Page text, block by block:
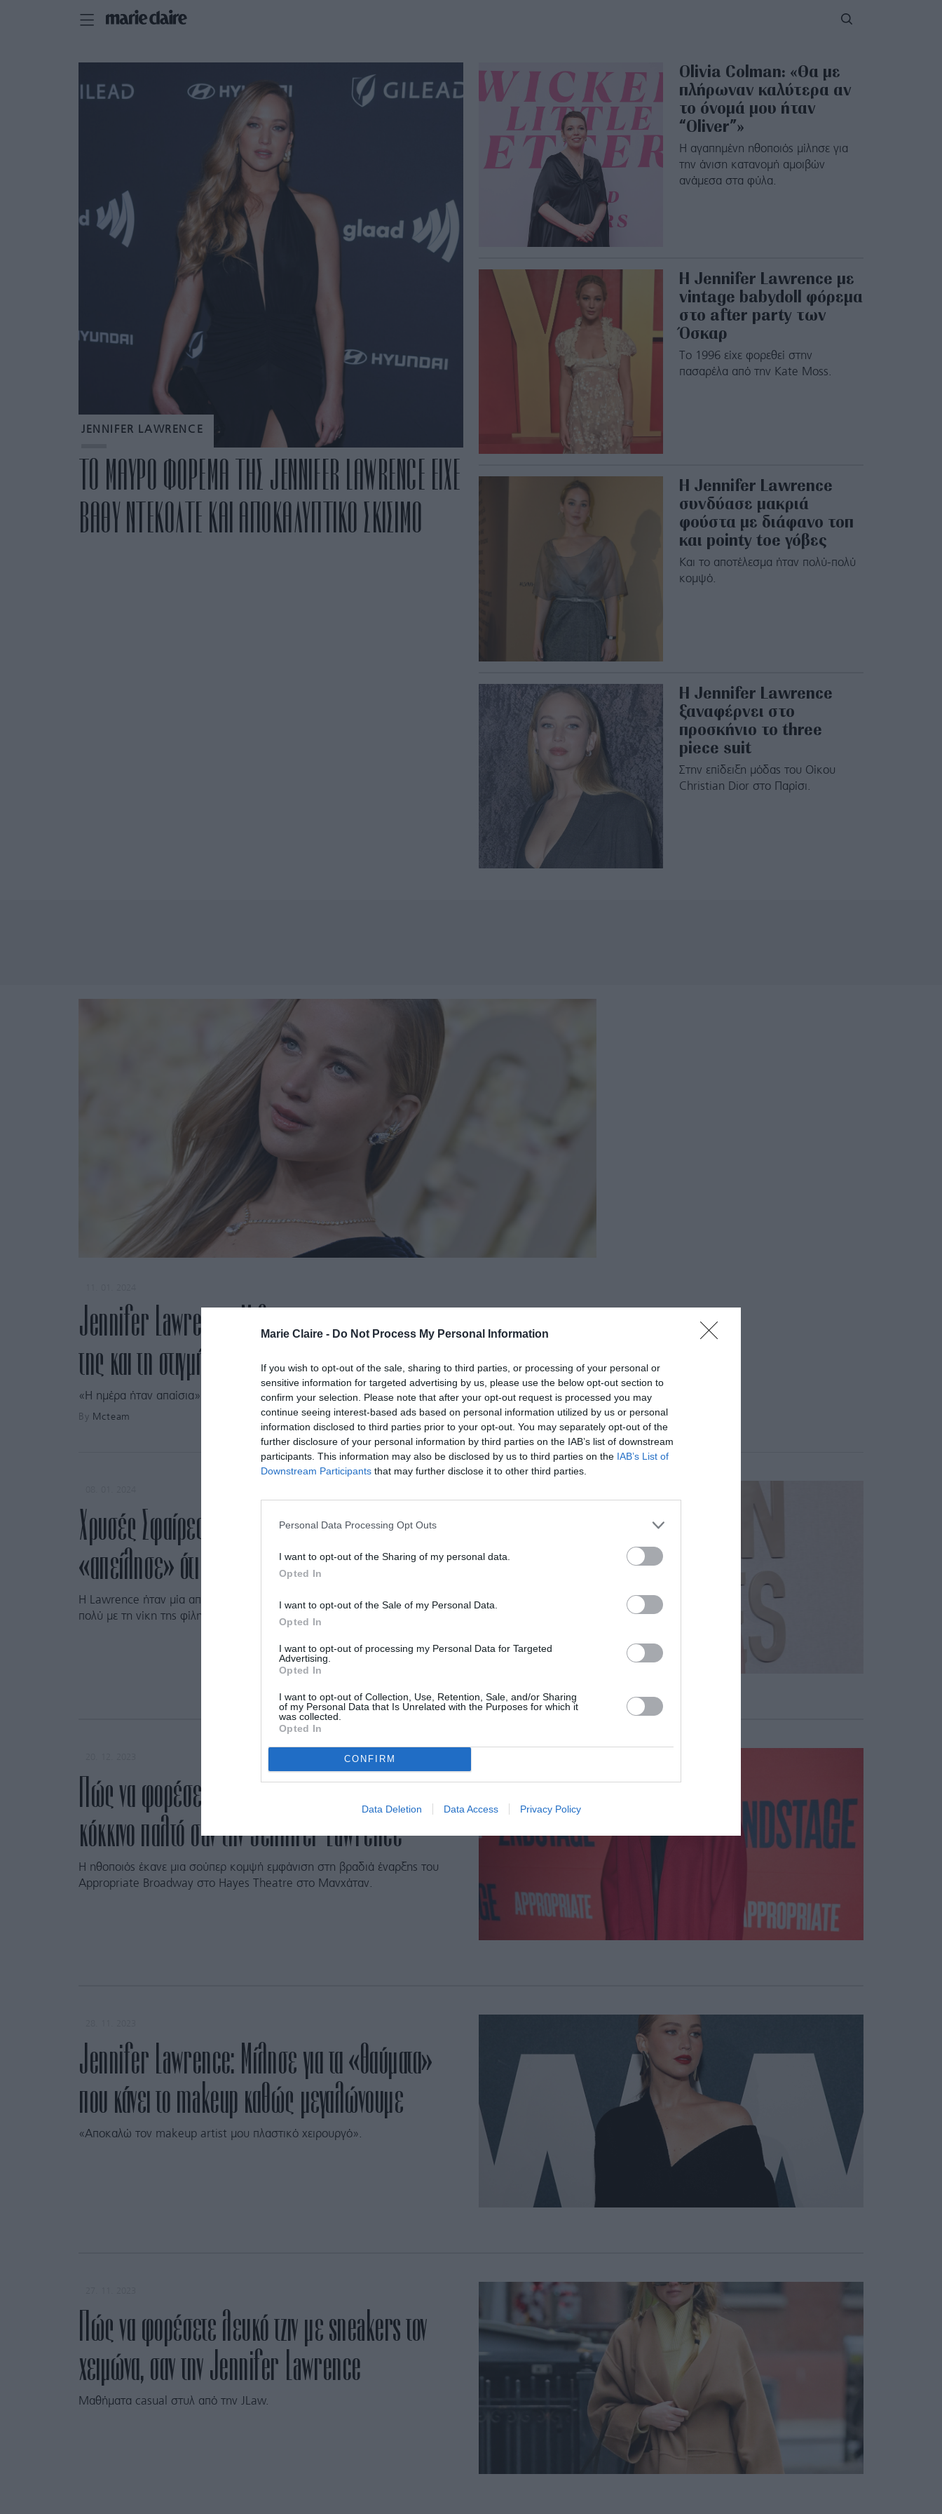
Marie Claire - Do Not Process My Personal Information
If you wish to opt-out of the sale, sharing to third parties, or processing of your personal or
sensitive information for targeted advertising by us, please use the below opt-out section to
confirm your selection. Please note that after your opt-out request is processed you may
continue seeing interest-based ads based on personal information utilized by us or personal
information disclosed to third parties prior to your opt-out. You may separately opt-out of the
further disclosure of your personal information by third parties on the IAB’s list of downstream
participants. This information may also be disclosed by us to third parties on the IAB’s List of
Downstream Participants that may further disclose it to other third parties.
Personal Data Processing Opt Outs
I want to opt-out of the Sharing of my personal data.
Opted In
I want to opt-out of the Sale of my Personal Data.
Opted In
I want to opt-out of processing my Personal Data for Targeted
Advertising.
Opted In
I want to opt-out of Collection, Use, Retention, Sale, and/or Sharing
of my Personal Data that Is Unrelated with the Purposes for which it
was collected.
Opted In
CONFIRM
Data Deletion Data Access Privacy Policy
JENNIFER LAWRENCE
TO ΜΑΥΡΟ ΦΟΡΕΜΑ ΤΗΣ JENNIFER LAWRENCE ΕΙΧΕ
ΒΑΘΥ ΝΤΕΚΟΛΤΕ ΚΑΙ ΑΠΟΚΑΛΥΠΤΙΚΟ ΣΚΙΣΙΜΟ
Olivia Colman: «Θα με
πλήρωναν καλύτερα αν
το όνομά μου ήταν
“Oliver”»
Η αγαπημένη ηθοποιός μίλησε για
την άνιση κατανομή αμοιβών
ανάμεσα στα φύλα.
H Jennifer Lawrence με
vintage babydoll φόρεμα
στο after party των
Όσκαρ
Το 1996 είχε φορεθεί στην
πασαρέλα από την Kate Moss.
Η Jennifer Lawrence
συνδύασε μακριά
φούστα με διάφανο τοπ
και pointy toe γόβες
Kαι το αποτέλεσμα ήταν πολύ-πολύ
κομψό.
H Jennifer Lawrence
ξαναφέρνει στο
προσκήνιο το three
piece suit
Στην επίδειξη μόδας του Οίκου
Christian Dior στο Παρίσι.
Jennifer Lawrence: Μίλησε πρώτη φορά για την ημέρα του γάμου
της και τη στιγμή που έδιωξε τον Robert De Niro από αυτόν
«Η ημέρα ήταν απαίσια».
By Mcteam
Χρυσές Σφαίρες: H Jennifer Lawrence
«απείλησε» ότι θα φύγει αν δεν κερδίσει
Η Lawrence ήταν μία από τις πιο καλοντυμένες της βραδιάς και χάρηκε
πολύ με τη νίκη της φίλης της Emma Stone.
Πώς να φορέσετε μαύρο σατέν φόρεμα με
κόκκινο παλτό σαν την Jennifer Lawrence
H ηθοποιός έκανε μια σούπερ κομψή εμφάνιση στη βραδιά έναρξης του
Appropriate Broadway στο Hayes Theatre στο Μανχάταν.
Jennifer Lawrence: Μίλησε για τα «θαύματα»
που κάνει το makeup καθώς μεγαλώνουμε
«Αποκαλώ τον makeup artist μου πλαστικό χειρουργό».
Πώς να φορέσετε λευκό τζιν με sneakers τον
χειμώνα, σαν την Jennifer Lawrence
Μαθήματα casual στυλ από την JLaw.